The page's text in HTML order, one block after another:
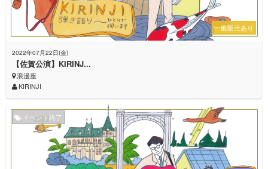
一般販売あり
2022年07月22日(金)
【佐賀公演】KIRINJ...
浪漫座
KIRINJI
イベント終了